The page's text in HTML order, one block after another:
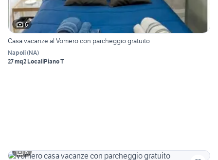
6
Casa vacanze al Vomero con parcheggio gratuito
Napoli(NA)
27 mq2 LocaliPiano T
6